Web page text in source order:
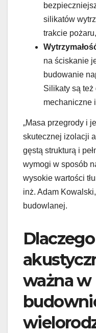
silikatów
trakcie
na ściskanie
budowanie
Silikaty są
mechaniczne
„Masa przegrody i
skutecznej izolacji
gęstą strukturą i
wymogi w sposób
wysokie wartości
inż. Adam
budowlanej.
ważna w